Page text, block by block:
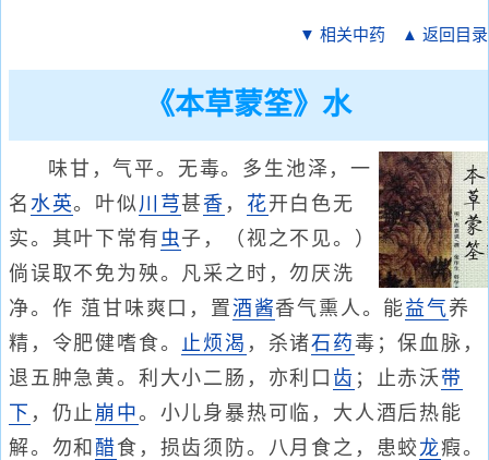
▼ 相关中药 ▲ 返回目录
《本草蒙筌》水
味甘，气平。无毒。多生池泽，一
名 水英。叶似川芎甚香 ， 花开白色无
实。其叶下常有 虫子，（视之不见。）
倘误取不免为殃。凡采之时，勿厌洗
净。作 菹甘味爽口，置酒 酱香气熏人。能益气养
精，令肥健嗜食。 止烦渴 ，杀诸石药毒；保血脉，
退五肿急黄。利大小二肠，亦利口 齿 ；止赤沃带
下 ，仍止 崩中。小儿身暴热可临，大人酒后热能
解。勿和 醋食，损齿须防。八月食之，患蛟 龙瘕。